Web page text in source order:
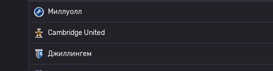
Миллуолл
Cambridge United
Джиллингем